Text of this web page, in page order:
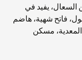
يفيد في
فاتح شهية، هاضم
مسكن